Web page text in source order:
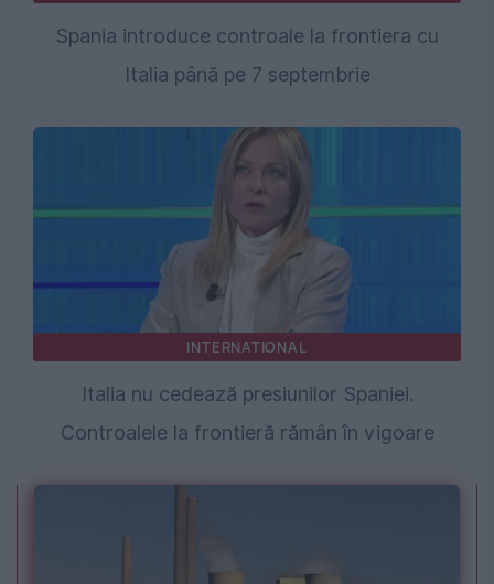
Spania introduce controale la frontiera cu
Italia până pe 7 septembrie
INTERNATIONAL
Italia nu cedează presiunilor Spaniei.
Controalele la frontieră rămân în vigoare